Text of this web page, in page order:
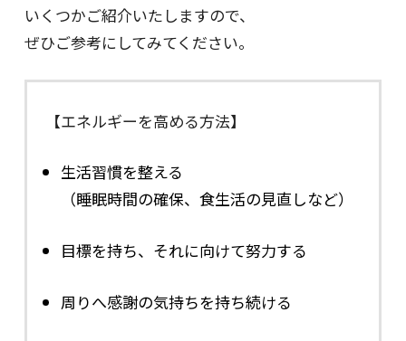
いくつかご紹介いたしますので、
ぜひご参考にしてみてください。
【エネルギーを高める方法】
生活習慣を整える
（睡眠時間の確保、食生活の見直しなど）
目標を持ち、それに向けて努力する
周りへ感謝の気持ちを持ち続ける